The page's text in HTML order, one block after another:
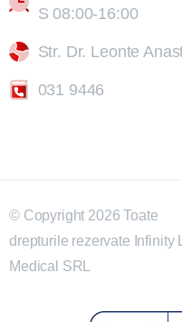
S 08:00-16:00
Str. Dr. Leonte
031 9446
© Copyright 2026 Toate
drepturile rezervate Infinity
Medical SRL